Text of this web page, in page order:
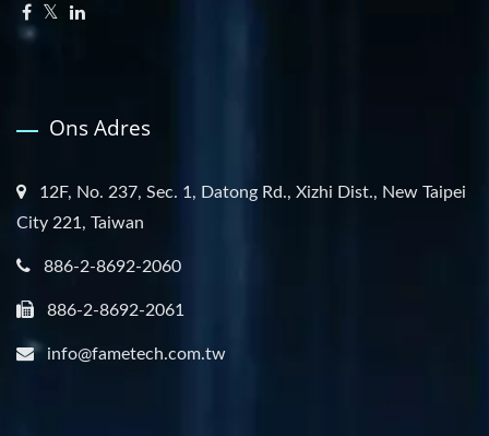
Ons Adres
12F, No. 237, Sec. 1, Datong Rd., Xizhi Dist., New Taipei
City 221, Taiwan
886-2-8692-2060
886-2-8692-2061
info@fametech.com.tw